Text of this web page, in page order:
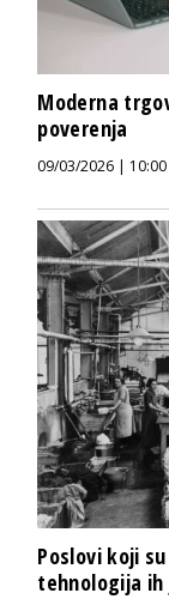
Moderna
poverenja
09/03/2026 | 10:00
Poslovi koji
tehnologija ih